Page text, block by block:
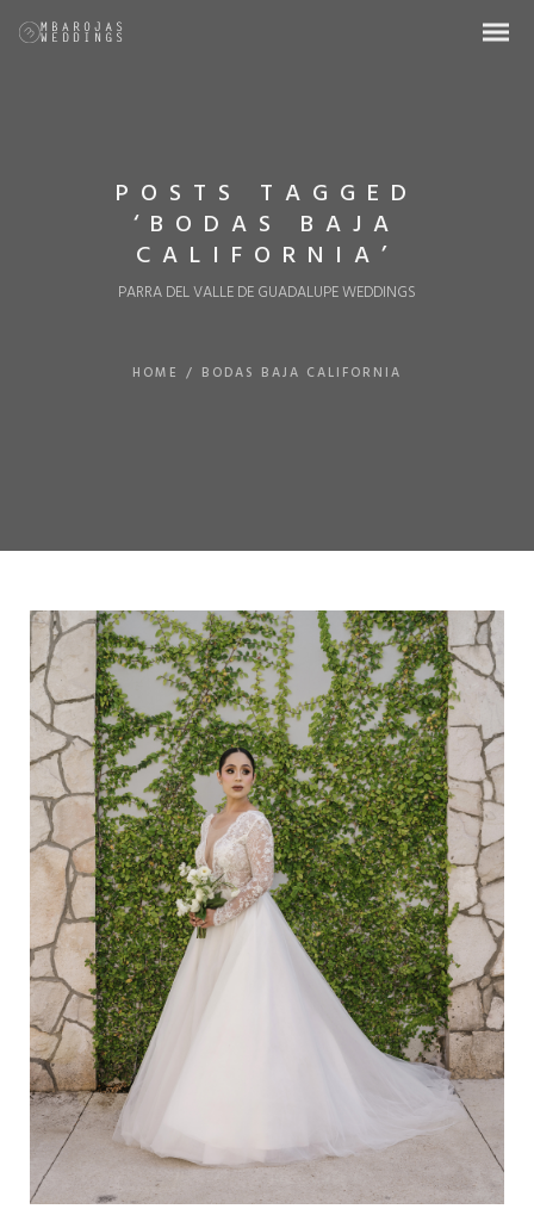
POSTS TAGGED
‘BODAS BAJA
CALIFORNIA’
PARRA DEL VALLE DE GUADALUPE WEDDINGS
HOME / BODAS BAJA CALIFORNIA